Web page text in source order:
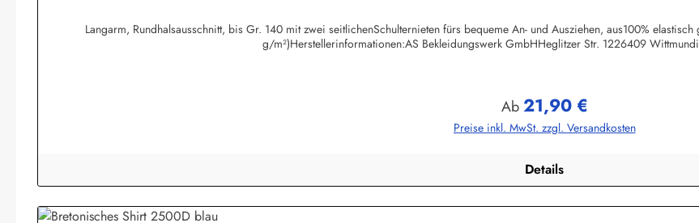
Langarm, Rundhalsausschnitt, bis Gr. 140 mit zwei seitlichenSchulternieten fürs bequeme An- und Ausziehen, aus100%
g/m²)Herstellerinformationen:AS Bekleidungswerk GmbHHeglitzer Str. 1226409
Regulärer Preis:
Ab21,90 €
Preise inkl. MwSt. zzgl. Versandkosten
Details